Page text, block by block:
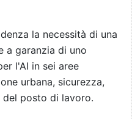
la necessità di una
a garanzia di uno
l'AI in sei aree
urbana, sicurezza,
posto di lavoro.